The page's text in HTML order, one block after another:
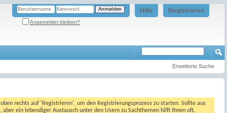
Registrieren
Hilfe
Angemeldet bleiben?
Erweiterte Suche
rechts auf 'Registrieren', um den Registrierungsprozess zu starten. Sollte aus
ein lebendiger Austausch unter den Usern zu Sachthemen hilft Ihnen oft,